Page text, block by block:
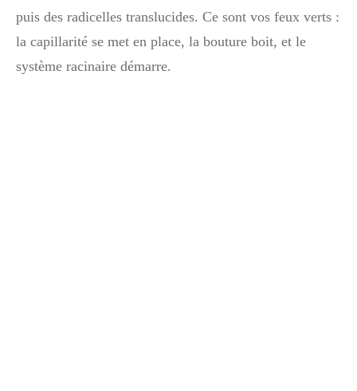
puis des radicelles translucides. Ce sont vos feux verts :
la capillarité se met en place, la bouture boit, et le
système racinaire démarre.